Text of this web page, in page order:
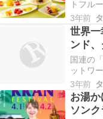
トフル
カノフ
～」を
ルーツ
食べ放
3年前
世界
ンド
連の
国連の
ットワ
幸福度
により
3年前
お湯
ソンク